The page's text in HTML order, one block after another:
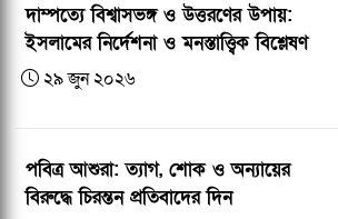
দাম্পত্যে বিশ্বাসভঙ্গ ও উত্তরণের উপায়:
ইসলামের নির্দেশনা ও মনস্তাত্ত্বিক বিশ্লেষণ
২৯ জুন ২০২৬
পবিত্র আশুরা: ত্যাগ, শোক ও অন্যায়ের
বিরুদ্ধে চিরন্তন প্রতিবাদের দিন